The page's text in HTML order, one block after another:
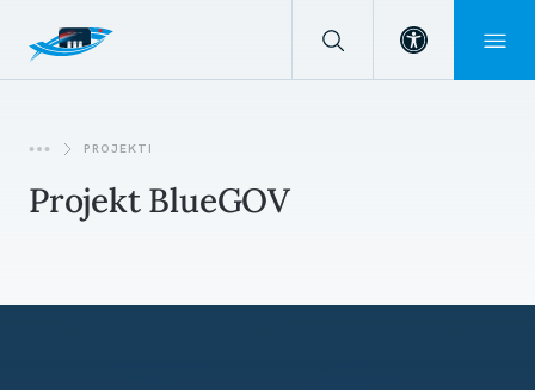
Open
PROJEKTI
Projekt BlueGOV